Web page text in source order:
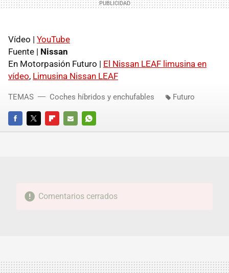
Vídeo | YouTube
Fuente | Nissan
En Motorpasión Futuro | El Nissan LEAF limusina en
vídeo, Limusina Nissan LEAF
FACEBOOKTWITTERFLIPBOARD
E-
WHATSAPP
TEMAS Coches híbridos y enchufables Futuro
Comentarios cerrados